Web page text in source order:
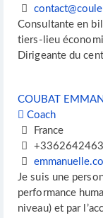
Consultante en
tiers-lieu
Dirigeante du
COUBAT
Coach
France
Je suis une
performance
niveau) et par